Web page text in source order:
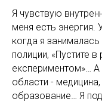
Я чувствую
меня есть
когда я
полиции, «Пустите
експериментом»…
области -
образование… Я